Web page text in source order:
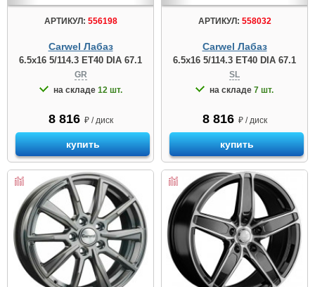
АРТИКУЛ: 556198
Carwel Лабаз
6.5x16 5/114.3 ET40 DIA 67.1
GR
на складе 12 шт.
8 816 ₽ / диск
купить
АРТИКУЛ: 558032
Carwel Лабаз
6.5x16 5/114.3 ET40 DIA 67.1
SL
на складе 7 шт.
8 816 ₽ / диск
купить